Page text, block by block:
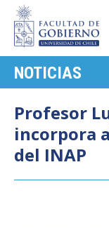
NOTICIAS
Profesor
incorpora
del INAP